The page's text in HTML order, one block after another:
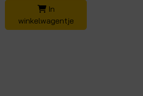
In
winkelwagentje